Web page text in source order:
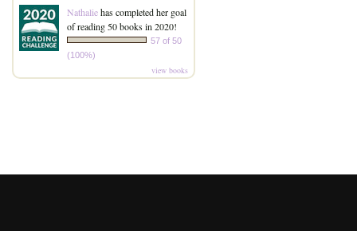
Nathaliehas completed her goal
of reading 50 books in 2020!
57 of 50
(100%)
view books